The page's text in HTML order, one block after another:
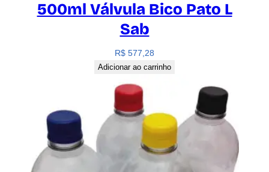
500ml Válvula Bico Pato L
Sab
R$ 577,28
Adicionar ao carrinho